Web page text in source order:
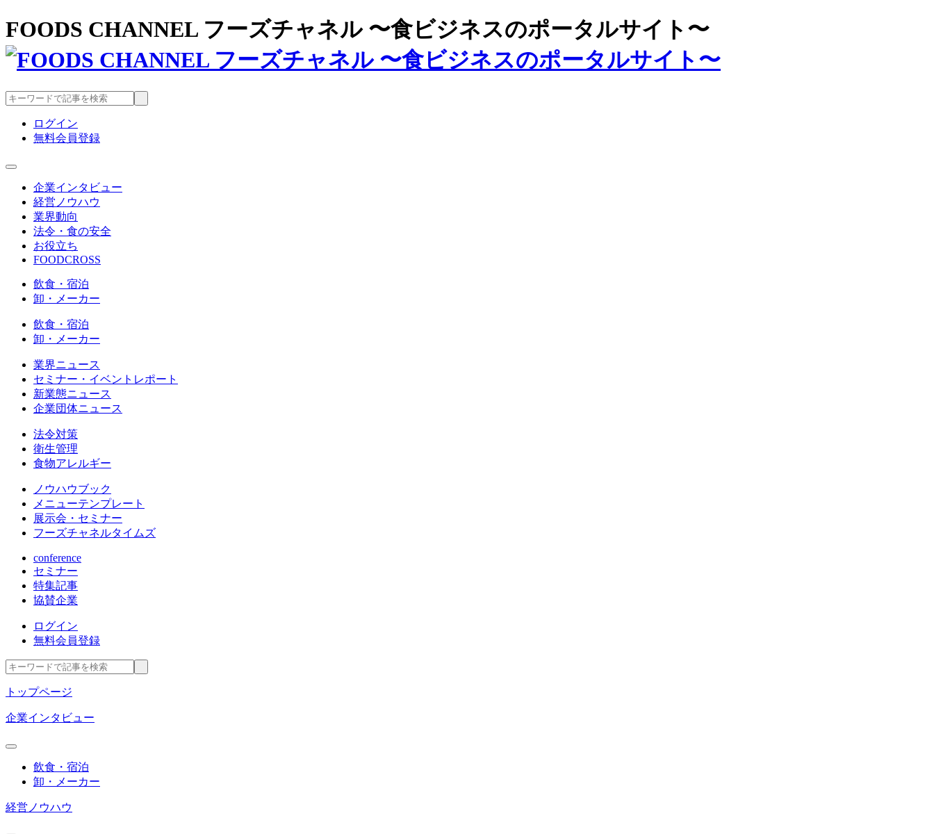
FOODS CHANNEL フーズチャネル 〜食ビジネスのポータルサイト〜
ログイン
無料会員登録
企業インタビュー
経営ノウハウ
業界動向
法令・食の安全
お役立ち
FOODCROSS
飲食・宿泊
卸・メーカー
飲食・宿泊
卸・メーカー
業界ニュース
セミナー・イベントレポート
新業態ニュース
企業団体ニュース
法令対策
衛生管理
食物アレルギー
ノウハウブック
メニューテンプレート
展示会・セミナー
フーズチャネルタイムズ
conference
セミナー
特集記事
協賛企業
ログイン
無料会員登録
トップページ
企業インタビュー
飲食・宿泊
卸・メーカー
経営ノウハウ